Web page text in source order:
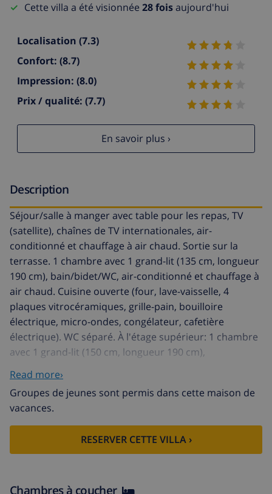
Cette villa a été visionnée 28 foisaujourd'hui
Localisation (7.3)
Confort: (8.7)
Impression: (8.0)
Prix / qualité: (7.7)
En savoir plus ›
Description
Séjour/salle à manger avec table pour les repas, TV
(satellite), chaînes de TV internationales, air-
conditionné et chauffage à air chaud. Sortie sur la
terrasse. 1 chambre avec 1 grand-lit (135 cm, longueur
190 cm), bain/bidet/WC, air-conditionné et chauffage à
air chaud. Cuisine ouverte (four, lave-vaisselle, 4
plaques vitrocéramiques, grille-pain, bouilloire
électrique, micro-ondes, congélateur, cafetière
électrique). WC séparé. À l'étage supérieur: 1 chambre
avec 1 grand-lit (150 cm, longueur 190 cm),
Sortie sur le balcon. 2 chambres, chaque chambre
avec: 2 lits (90 cm, longueur 190 cm), air-conditionné et
chauffage à air chaud. Sortie sur le balcon. 1 chambre
avec 2 lits (90 cm, longueur 190 cm), air-conditionné et
chauffage à air chaud. Sortie sur la terrasse.
Douche/WC. Jardinet. Meubles de terrasse, barbecue,
linge, fer à repasser, chaise haute pour enfant, lit bébé
Read more›
Groupes de jeunes sont permis dans cette maison de
vacances.
RESERVER CETTE VILLA ›
Chambres à coucher